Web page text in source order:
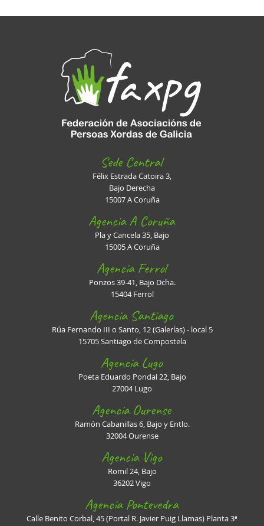
Sede Central
Félix Estrada Catoira 3,
Bajo Derecha
15007 A Coruña
Agencia A Coruña
Pla y Cancela 35, Bajo
15005 A Coruña
Agencia Ferrol
Ponzos 39-41, Bajo Dcha.
15404 Ferrol
Agencia Santiago
Rúa Fernando III o Santo, 12 (Galerías) - local 5
15705 Santiago de Compostela
Agencia Lugo
Poeta Eduardo Pondal 22, Bajo
27004 Lugo
Agencia Ourense
Ramón Cabanillas 6, Bajo y Entlo.
32004 Ourense
Agencia Vigo
Romil 24, Bajo
36202 Vigo
Agencia Pontevedra
Calle Benito Corbal, 45 (Portal R. Javier Puig Llamas) Planta 3ª